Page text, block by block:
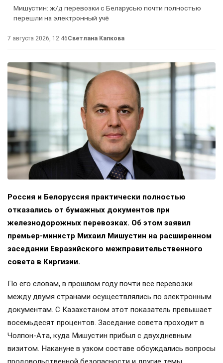
Мишустин: ж/д перевозки с Беларусью почти полностью
перешли на электронный учё
7 августа 2026, 12:46Светлана Капкова
Россия и Белоруссия практически полностью
отказались от бумажных документов при
железнодорожных перевозках. Об этом заявил
премьер-министр Михаил Мишустин на расширенном
заседании Евразийского межправительственного
совета в Киргизии.
По его словам, в прошлом году почти все перевозки
между двумя странами осуществлялись по электронным
документам. С Казахстаном этот показатель превышает
восемьдесят процентов. Заседание совета проходит в
Чолпон-Ата, куда Мишустин прибыл с двухдневным
визитом. Накануне в узком составе обсуждались вопросы